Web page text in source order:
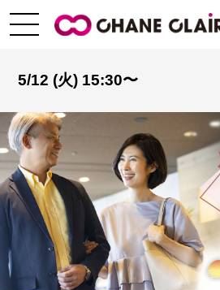
5/12 (火) 15:30〜